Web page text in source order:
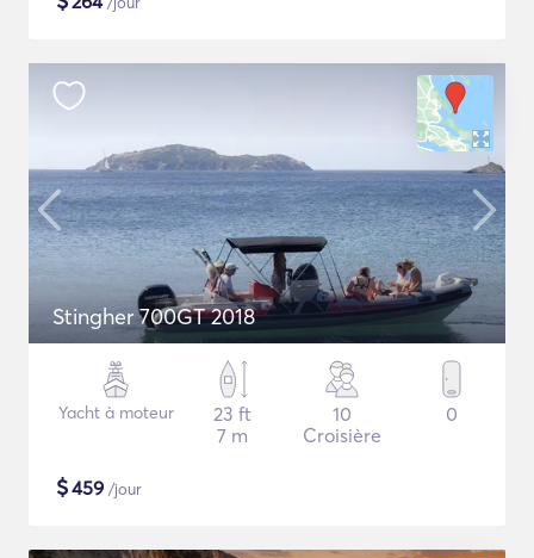
Stingher 700GT 2018
Yacht à moteur
23 ft
7 m
10
Croisière
0
$459 /jour